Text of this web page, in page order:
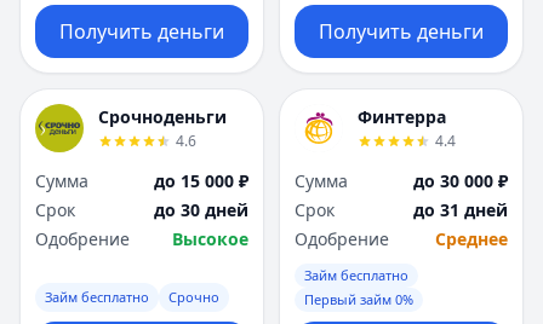
Получить деньги Получить деньги
Срочноденьги
4.6
Сумма
до 15 000 ₽
Срок
до 30 дней
Одобрение
Высокое
Займ бесплатно Срочно
Финтерра
4.4
Сумма
до 30 000 ₽
Срок
до 31 дней
Одобрение
Среднее
Займ бесплатно
Первый займ 0%